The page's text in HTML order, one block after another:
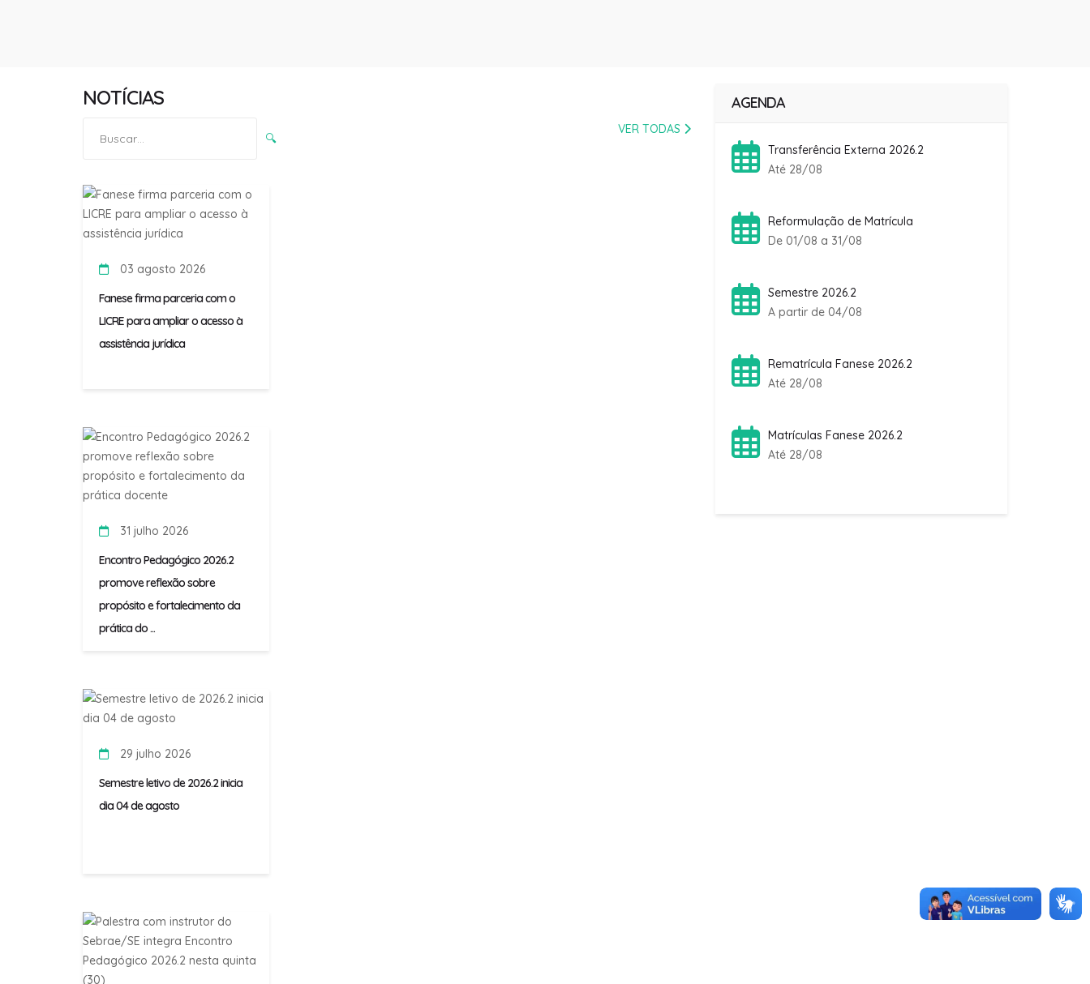
NOTÍCIAS
por:
🔍
VER TODAS
03 agosto 2026
Fanese firma parceria com o
LICRE para ampliar o acesso à
assistência jurídica
31 julho 2026
Encontro Pedagógico 2026.2
promove reflexão sobre
propósito e fortalecimento da
prática do ...
29 julho 2026
Semestre letivo de 2026.2 inicia
dia 04 de agosto
AGENDA
Transferência Externa 2026.2
Até 28/08
Reformulação de Matrícula
De 01/08 a 31/08
Semestre 2026.2
A partir de 04/08
Rematrícula Fanese 2026.2
Até 28/08
Matrículas Fanese 2026.2
Até 28/08